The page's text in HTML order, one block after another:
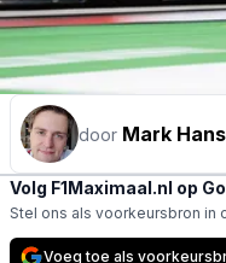
door Mark
Volg F1Maximaal.nl op
Stel ons als voorkeursbron in
Voeg toe als